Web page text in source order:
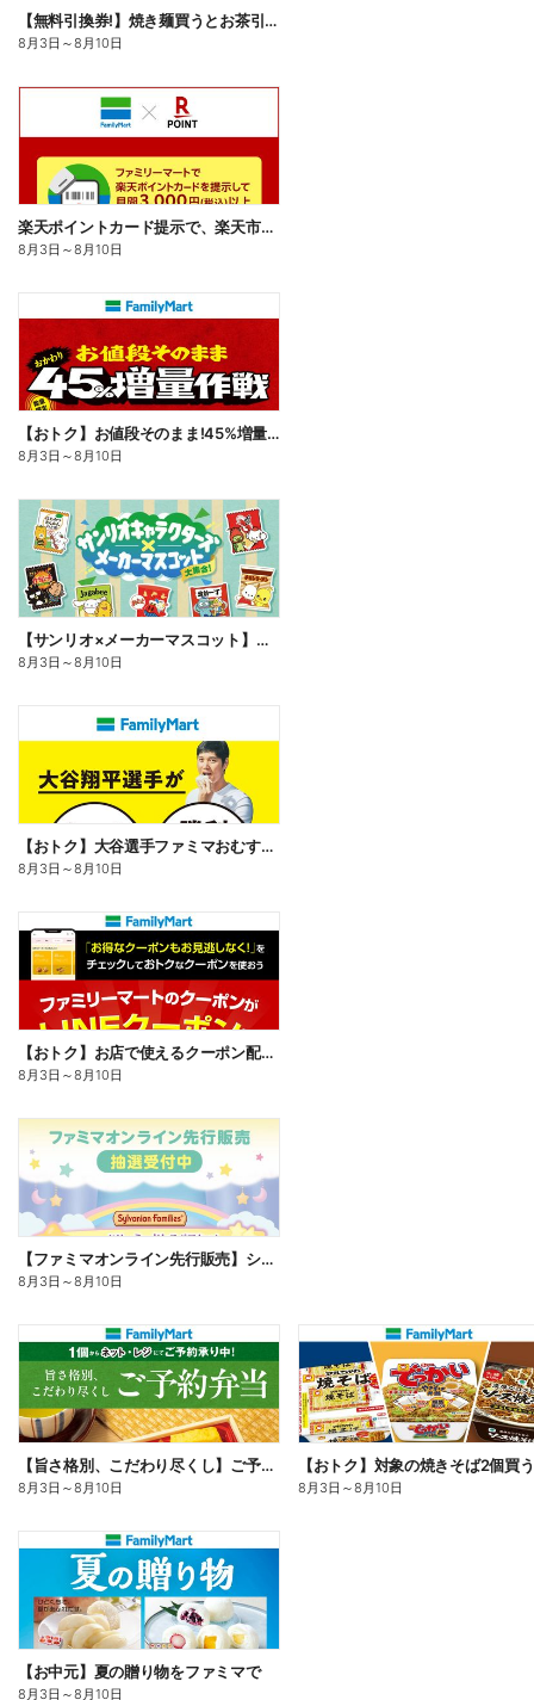
【無料引換券!】焼き麺買うとお茶引換券貰える!
8月3日 ～8月10日
楽天ポイントカード提示で、楽天市場でのお買い物がおトクに!
8月3日 ～8月10日
【おトク】お値段そのまま!45%増量作戦!
8月3日 ～8月10日
【サンリオ×メーカーマスコット】オリジナルグッズ貰える!
8月3日 ～8月10日
【おトク】大谷選手ファミマおむすび割
8月3日 ～8月10日
【おトク】お店で使えるクーポン配信中
8月3日 ～8月10日
【ファミマオンライン先行販売】シルバニアファミリー
8月3日 ～8月10日
【旨さ格別、こだわり尽くし】ご予約弁当
8月3日 ～8月10日 8月3日 ～8月10日
【お中元】夏の贈り物をファミマで
8月3日 ～8月10日